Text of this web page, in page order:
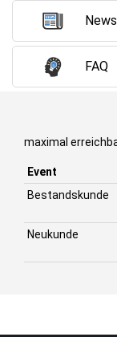
News
FAQ
maximal
Event
Bestandskunde
Neukunde